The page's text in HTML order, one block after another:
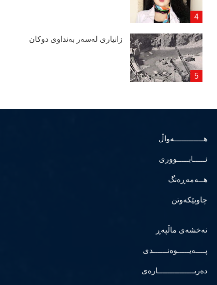
زانیاری لەسەر بەنداوی دوكان
هــــــــــــەواڵ
ئـــــابـــــووری
هــەمەڕەنگ
چاوپێکەوتن
نەخشەی ماڵپەڕ
پــــەیـــــوەنــــــدی
دەربـــــــــــــــارەی